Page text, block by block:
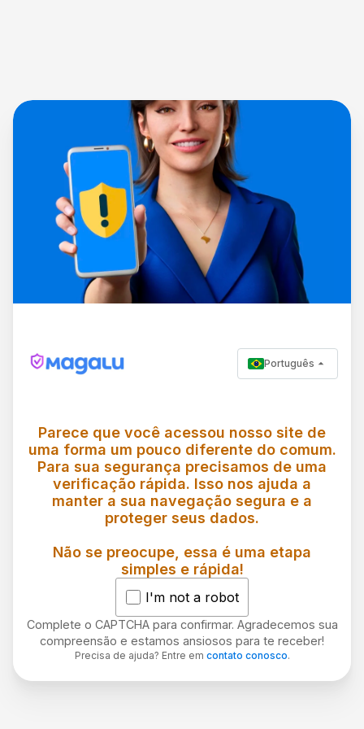
Português
Parece que você acessou nosso site de
uma forma um pouco diferente do comum.
Para sua segurança precisamos de uma
verificação rápida. Isso nos ajuda a
manter a sua navegação segura e a
proteger seus dados.
Não se preocupe, essa é uma etapa
simples e rápida!
I'm not a robot
Complete o CAPTCHA para confirmar. Agradecemos sua
compreensão e estamos ansiosos para te receber!
Precisa de ajuda? Entre em contato conosco.